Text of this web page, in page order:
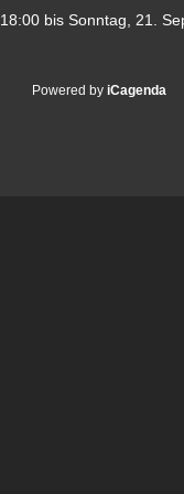
18:00 bis Sonntag, 21.
Powered by iCagenda